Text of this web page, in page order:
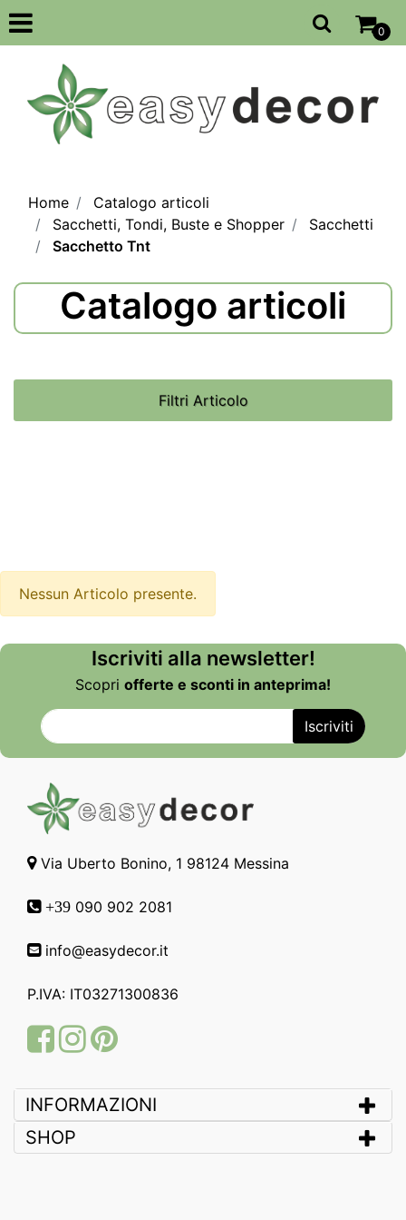
Open
0
Home
Catalogo articoli
Sacchetti, Tondi, Buste e Shopper
Sacchetti
Sacchetto Tnt
Catalogo articoli
Filtri Articolo
Nessun Articolo presente.
Iscriviti alla newsletter!
Scopri offerte e sconti in anteprima!
Via Uberto Bonino, 1 98124 Messina
+39 090 902 2081
info@easydecor.it
P.IVA: IT03271300836
FacebookInstagram
Pinterest
INFORMAZIONI
SHOP